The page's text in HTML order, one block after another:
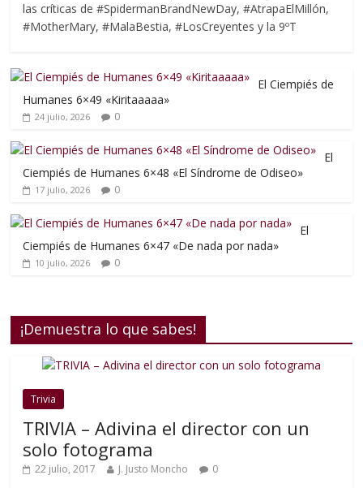
las críticas de #SpidermanBrandNewDay, #AtrapaElMillón,
#MotherMary, #MalaBestia, #LosCreyentes y la 9ºT
El Ciempiés de
Humanes 6×49 «Kiritaaaaa»
24 julio, 2026 0
El
Ciempiés de Humanes 6×48 «El Síndrome de Odiseo»
17 julio, 2026 0
El
Ciempiés de Humanes 6×47 «De nada por nada»
10 julio, 2026 0
¡Demuestra lo que sabes!
Trivia
TRIVIA – Adivina el director con un
solo fotograma
22 julio, 2017 J. Justo Moncho 0